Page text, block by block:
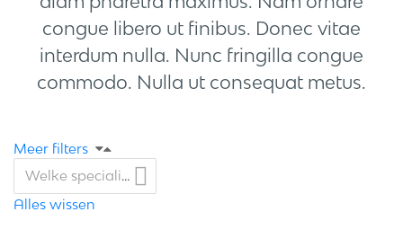
congue libero ut finibus. Donec vitae
interdum nulla. Nunc fringilla congue
commodo. Nulla ut consequat metus.
Meer filters
Welke specialisatie heeft u naast schoudertherapie?
Alles wissen